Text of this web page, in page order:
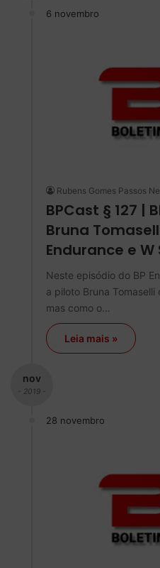
6 novembro
Rubens Gomes Passos
BPCast § 127 |
Bruna
Endurance e W
Neste episódio do BP
a piloto Bruna
mas como o…
Leia mais »
nov
- 2019 -
28 novembro